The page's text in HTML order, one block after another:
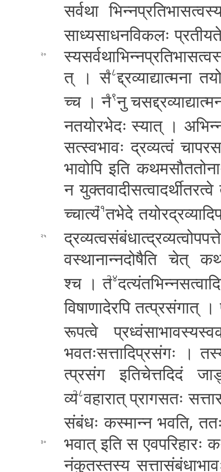
सर्वथा
सा­ध्य­सा­ध­न­वि­क­लः
२०
त् । स१८द्द्र­व्या­द्या­त्म­ना
च्च । न१९नु
न­त­योरभेदः स्यात् ।
स­त्स्व­भा­वः द्रव्यत्वं
भा­वो­पि इति
न यु­क्त­वा­दी­स­त्वा­द­र्थीतरत्वे
च्चा­त्यं२१तभेदे
२५
व­स्था­ना­न्न­दो­षै­ति चेत्
श्च । त२४
वि­षा­णा­दे­र­पि तत्प्रसंगात् ।
रू­प­त्वे
भ­व­तः­स­त्ता­दि­प्र­सं­गः ।
त्प्र­सं­ग इ­ति­चे­त्त­दि­दं
व्य२८व­हा­रा­त् प्रा­ग­स­तः
सं­बं­धः कस्मान्न
३०
भ­व­ति­,
भ­वा­त् इति स
नं­कु­त­स्त­स्य